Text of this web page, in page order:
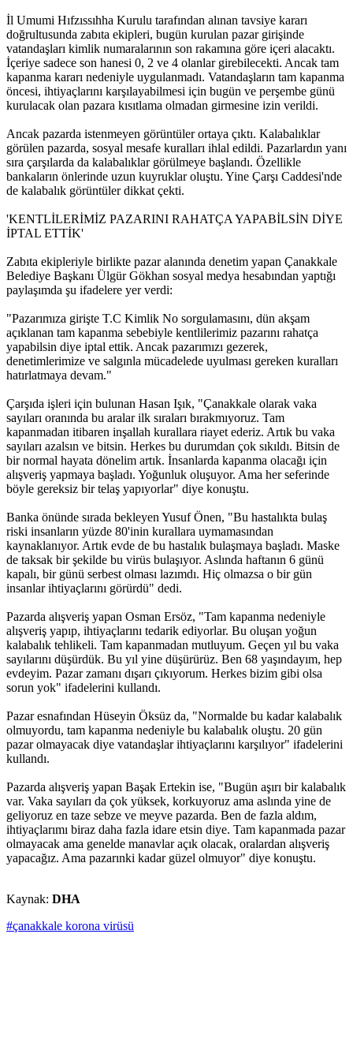
İl Umumi Hıfzıssıhha Kurulu tarafından alınan tavsiye kararı
doğrultusunda zabıta ekipleri, bugün kurulan pazar girişinde
vatandaşları kimlik numaralarının son rakamına göre içeri alacaktı.
İçeriye sadece son hanesi 0, 2 ve 4 olanlar girebilecekti. Ancak tam
kapanma kararı nedeniyle uygulanmadı. Vatandaşların tam kapanma
öncesi, ihtiyaçlarını karşılayabilmesi için bugün ve perşembe günü
kurulacak olan pazara kısıtlama olmadan girmesine izin verildi.
Ancak pazarda istenmeyen görüntüler ortaya çıktı. Kalabalıklar
görülen pazarda, sosyal mesafe kuralları ihlal edildi. Pazarlardın yanı
sıra çarşılarda da kalabalıklar görülmeye başlandı. Özellikle
bankaların önlerinde uzun kuyruklar oluştu. Yine Çarşı Caddesi'nde
de kalabalık görüntüler dikkat çekti.
'KENTLİLERİMİZ PAZARINI RAHATÇA YAPABİLSİN DİYE
İPTAL ETTİK'
Zabıta ekipleriyle birlikte pazar alanında denetim yapan Çanakkale
Belediye Başkanı Ülgür Gökhan sosyal medya hesabından yaptığı
paylaşımda şu ifadelere yer verdi:
"Pazarımıza girişte T.C Kimlik No sorgulamasını, dün akşam
açıklanan tam kapanma sebebiyle kentlilerimiz pazarını rahatça
yapabilsin diye iptal ettik. Ancak pazarımızı gezerek,
denetimlerimize ve salgınla mücadelede uyulması gereken kuralları
hatırlatmaya devam."
Çarşıda işleri için bulunan Hasan Işık, "Çanakkale olarak vaka
sayıları oranında bu aralar ilk sıraları bırakmıyoruz. Tam
kapanmadan itibaren inşallah kurallara riayet ederiz. Artık bu vaka
sayıları azalsın ve bitsin. Herkes bu durumdan çok sıkıldı. Bitsin de
bir normal hayata dönelim artık. İnsanlarda kapanma olacağı için
alışveriş yapmaya başladı. Yoğunluk oluşuyor. Ama her seferinde
böyle gereksiz bir telaş yapıyorlar" diye konuştu.
Banka önünde sırada bekleyen Yusuf Önen, "Bu hastalıkta bulaş
riski insanların yüzde 80'inin kurallara uymamasından
kaynaklanıyor. Artık evde de bu hastalık bulaşmaya başladı. Maske
de taksak bir şekilde bu virüs bulaşıyor. Aslında haftanın 6 günü
kapalı, bir günü serbest olması lazımdı. Hiç olmazsa o bir gün
insanlar ihtiyaçlarını görürdü" dedi.
Pazarda alışveriş yapan Osman Ersöz, "Tam kapanma nedeniyle
alışveriş yapıp, ihtiyaçlarını tedarik ediyorlar. Bu oluşan yoğun
kalabalık tehlikeli. Tam kapanmadan mutluyum. Geçen yıl bu vaka
sayılarını düşürdük. Bu yıl yine düşürürüz. Ben 68 yaşındayım, hep
evdeyim. Pazar zamanı dışarı çıkıyorum. Herkes bizim gibi olsa
sorun yok" ifadelerini kullandı.
Pazar esnafından Hüseyin Öksüz da, "Normalde bu kadar kalabalık
olmuyordu, tam kapanma nedeniyle bu kalabalık oluştu. 20 gün
pazar olmayacak diye vatandaşlar ihtiyaçlarını karşılıyor" ifadelerini
kullandı.
Pazarda alışveriş yapan Başak Ertekin ise, "Bugün aşırı bir kalabalık
var. Vaka sayıları da çok yüksek, korkuyoruz ama aslında yine de
geliyoruz en taze sebze ve meyve pazarda. Ben de fazla aldım,
ihtiyaçlarımı biraz daha fazla idare etsin diye. Tam kapanmada pazar
olmayacak ama genelde manavlar açık olacak, oralardan alışveriş
yapacağız. Ama pazarınki kadar güzel olmuyor" diye konuştu.
Kaynak: DHA
#çanakkale korona virüsü